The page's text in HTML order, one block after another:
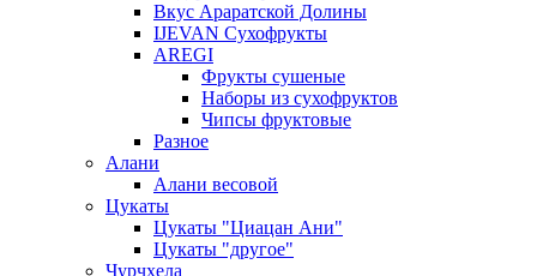
Вкус Араратской Долины
IJEVAN Сухофрукты
AREGI
Фрукты сушеные
Наборы из сухофруктов
Чипсы фруктовые
Разное
Алани
Алани весовой
Цукаты
Цукаты "Циацан Ани"
Цукаты "другое"
Чурчхела